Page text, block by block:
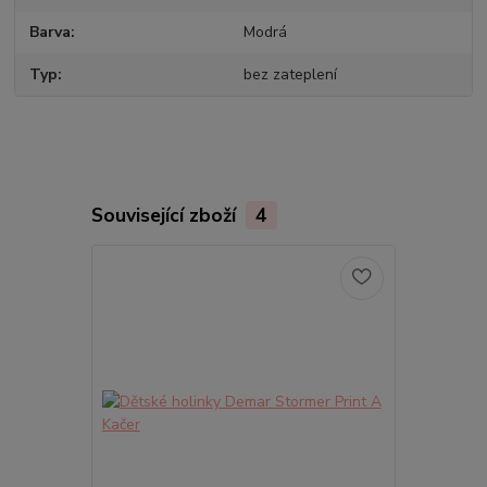
Barva Modrá
Typ bez zateplení
Související zboží 4